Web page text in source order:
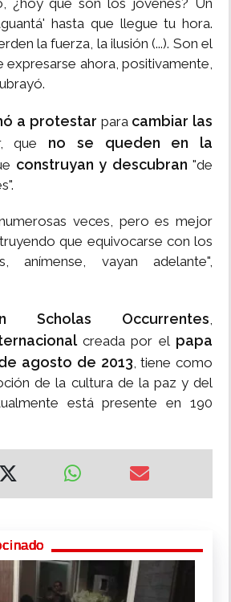
¿hoy qué son los jóvenes? Un
hasta que llegue tu hora.
la fuerza, la ilusión (...). Son el
expresarse ahora, positivamente,
a protestar para cambiar las
que no se queden en la
construyan y descubran "de
veces, pero es mejor
que equivocarse con los
anímense, vayan adelante",
Scholas Occurrentes,
creada por el papa
agosto de 2013, tiene como
de la cultura de la paz y del
está presente en 190